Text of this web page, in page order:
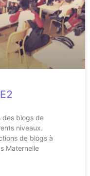
des blogs de
niveaux.
de blogs à
Maternelle